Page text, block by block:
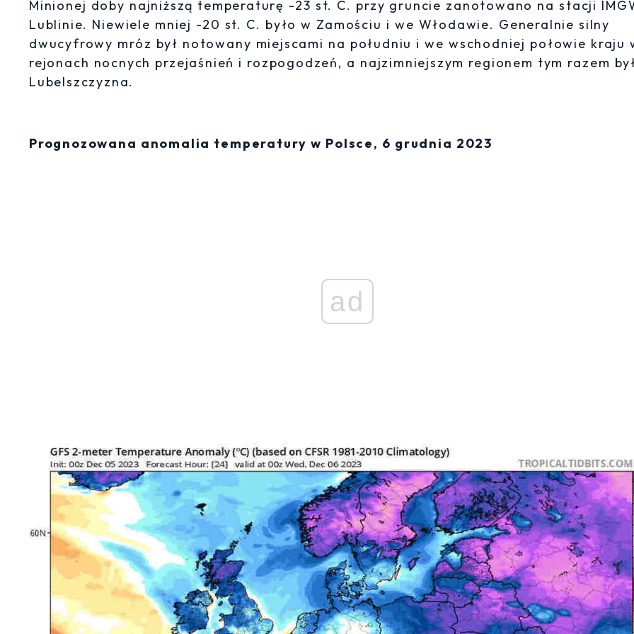
Minionej doby najniższą temperaturę -23 st. C. przy gruncie zanotowano na stacji
Lublinie. Niewiele mniej -20 st. C. było w Zamościu i we Włodawie. Generalnie silny
dwucyfrowy mróz był notowany miejscami na południu i we wschodniej połowie kraju
rejonach nocnych przejaśnień i rozpogodzeń, a najzimniejszym regionem tym razem
Lubelszczyzna.
Prognozowana anomalia temperatury w Polsce, 6 grudnia 2023
ad